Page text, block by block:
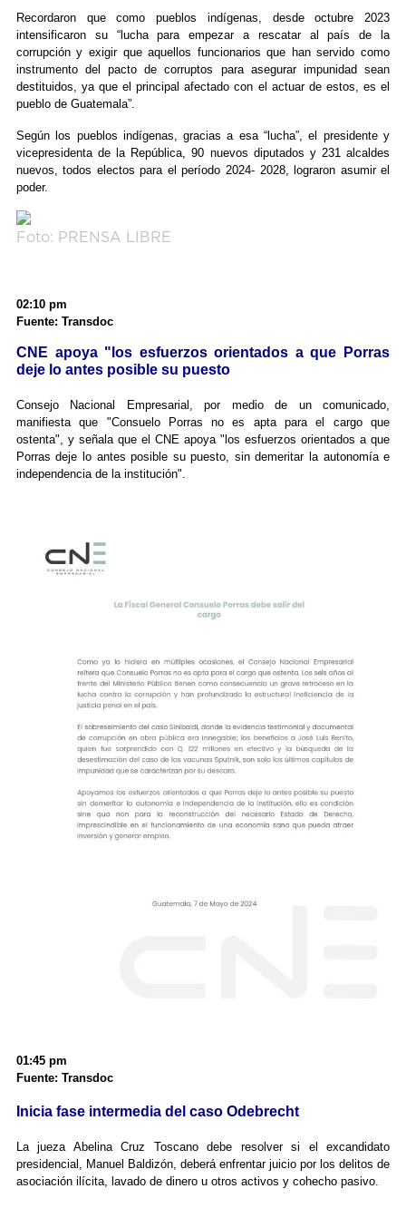
Recordaron que como pueblos indígenas, desde octubre 2023
intensificaron su “lucha para empezar a rescatar al país de la
corrupción y exigir que aquellos funcionarios que han servido como
instrumento del pacto de corruptos para asegurar impunidad sean
destituidos, ya que el principal afectado con el actuar de estos, es el
pueblo de Guatemala”.
Según los pueblos indígenas, gracias a esa “lucha”, el presidente y
vicepresidenta de la República, 90 nuevos diputados y 231 alcaldes
nuevos, todos electos para el período 2024- 2028, lograron asumir el
poder.
Foto: PRENSA LIBRE
02:10 pm
Fuente: Transdoc
CNE apoya "los esfuerzos orientados a que Porras
deje lo antes posible su puesto
Consejo Nacional Empresarial, por medio de un comunicado,
manifiesta que "Consuelo Porras no es apta para el cargo que
ostenta", y señala que el CNE apoya "los esfuerzos orientados a que
Porras deje lo antes posible su puesto, sin demeritar la autonomía e
independencia de la institución".
01:45 pm
Fuente: Transdoc
Inicia fase intermedia del caso Odebrecht
La jueza Abelina Cruz Toscano debe resolver si el excandidato
presidencial, Manuel Baldizón, deberá enfrentar juicio por los delitos de
asociación ilícita, lavado de dinero u otros activos y cohecho pasivo.